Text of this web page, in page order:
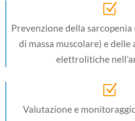
Z
Prevenzione della sarcopenia
di massa muscolare) e
elettrolitiche
Z
Valutazione e